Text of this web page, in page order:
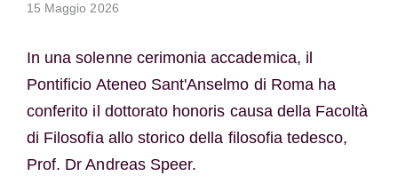
15 Maggio 2026
In una solenne cerimonia accademica, il
Pontificio Ateneo Sant'Anselmo di Roma ha
conferito il dottorato honoris causa della Facoltà
di Filosofia allo storico della filosofia tedesco,
Prof. Dr Andreas Speer.